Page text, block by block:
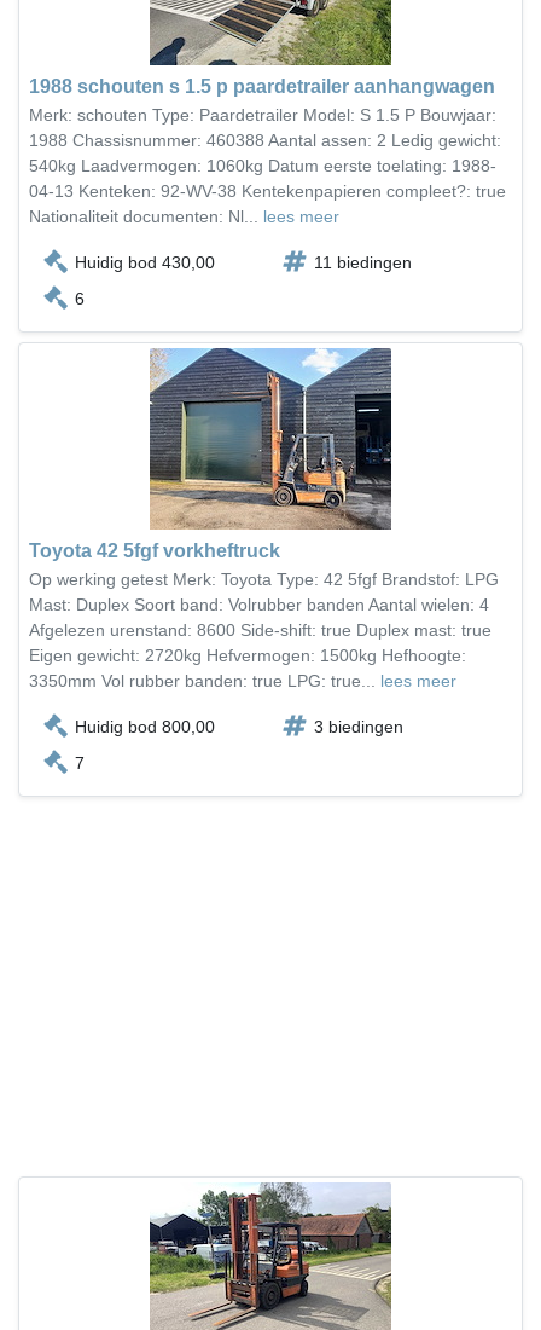
1988 schouten s 1.5 p paardetrailer aanhangwagen
Merk: schouten Type: Paardetrailer Model: S 1.5 P Bouwjaar:
1988 Chassisnummer: 460388 Aantal assen: 2 Ledig gewicht:
540kg Laadvermogen: 1060kg Datum eerste toelating: 1988-
04-13 Kenteken: 92-WV-38 Kentekenpapieren compleet?: true
Nationaliteit documenten: Nl... lees meer
Huidig bod 430,00
11 biedingen
6
Toyota 42 5fgf vorkheftruck
Op werking getest Merk: Toyota Type: 42 5fgf Brandstof: LPG
Mast: Duplex Soort band: Volrubber banden Aantal wielen: 4
Afgelezen urenstand: 8600 Side-shift: true Duplex mast: true
Eigen gewicht: 2720kg Hefvermogen: 1500kg Hefhoogte:
3350mm Vol rubber banden: true LPG: true... lees meer
Huidig bod 800,00
3 biedingen
7